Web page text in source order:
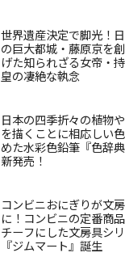
世界遺産決定で脚光！
の巨大都城・藤原京を
げた知られざる女帝・
皇の凄絶な執念
日本の四季折々の植物
を描くことに相応しい
めた水彩色鉛筆『色辞
新発売！
コンビニおにぎりが文
に！コンビニの定番商
チーフにした文房具シ
『ジムマート』誕生